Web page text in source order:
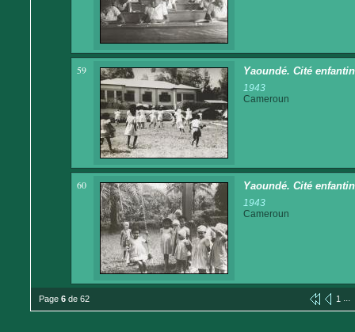
59 Yaoundé. Cité
1943
Cameroun
60 Yaoundé. Cité
1943
Cameroun
Page 6 de 62 1 ...